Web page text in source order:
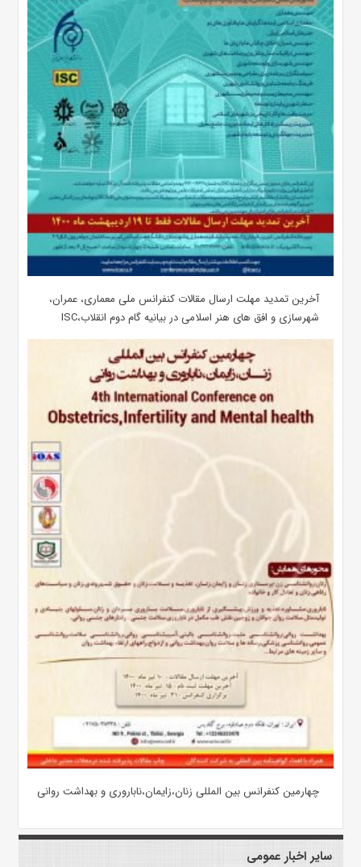
آخرین تمدید مهلت ارسال مقالات کنفرانس ملی معماری، عمران،
شهرسازی و افق های هنر اسلامی در بیانیه گام دوم انقلاب،ISC
چهارمین کنفرانس بین المللی زنان،زایمان،ناباروری و بهداشت روانی
سایر اخبار عمومی